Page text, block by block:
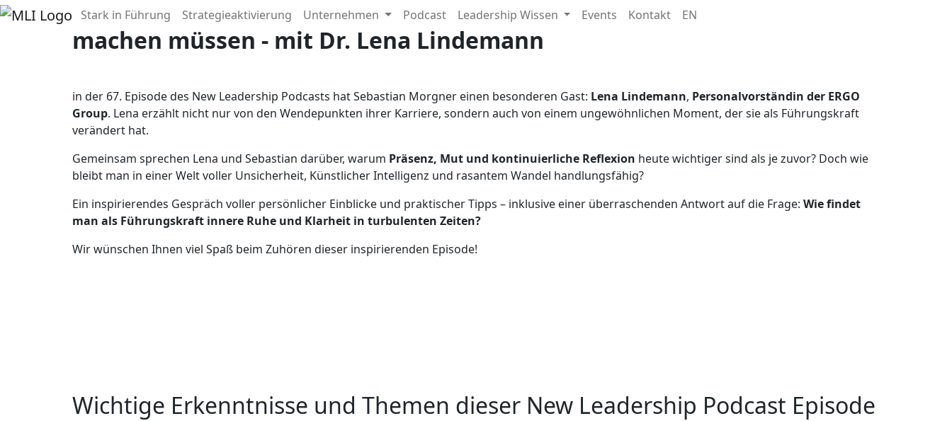
Stark in Führung Strategieaktivierung Unternehmen Podcast Leadership Wissen Events Kontakt EN
Episode 67:Führung in unsicheren Zeiten: Was Top-Leader jetzt anders
machen müssen - mit Dr. Lena Lindemann
in der 67. Episode des New Leadership Podcasts hat Sebastian Morgner einen besonderen Gast: Lena Lindemann, Personalvorständin der ERGO
Group. Lena erzählt nicht nur von den Wendepunkten ihrer Karriere, sondern auch von einem ungewöhnlichen Moment, der sie als Führungskraft
verändert hat.
Gemeinsam sprechen Lena und Sebastian darüber, warum Präsenz, Mut und kontinuierliche Reflexion heute wichtiger sind als je zuvor? Doch wie
bleibt man in einer Welt voller Unsicherheit, Künstlicher Intelligenz und rasantem Wandel handlungsfähig?
Ein inspirierendes Gespräch voller persönlicher Einblicke und praktischer Tipps – inklusive einer überraschenden Antwort auf die Frage: Wie findet
man als Führungskraft innere Ruhe und Klarheit in turbulenten Zeiten?
Wir wünschen Ihnen viel Spaß beim Zuhören dieser inspirierenden Episode!
Wichtige Erkenntnisse und Themen dieser New Leadership Podcast Episode